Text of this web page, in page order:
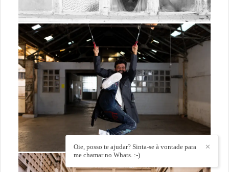
✕
Oie, posso te ajudar? Sinta-se à vontade para
me chamar no Whats. :-)